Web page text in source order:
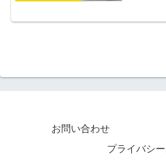
お問い合わせ
プライバシ